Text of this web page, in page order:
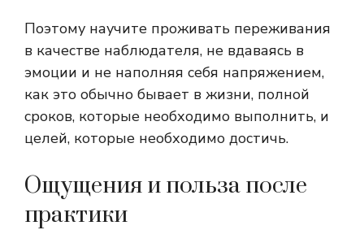
Поэтому научите проживать переживания
в качестве наблюдателя, не вдаваясь в
эмоции и не наполняя себя напряжением,
как это обычно бывает в жизни, полной
сроков, которые необходимо выполнить, и
целей, которые необходимо достичь.
Ощущения и польза после
практики